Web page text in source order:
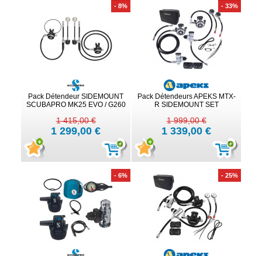
- 8%
Pack Détendeur SIDEMOUNT
SCUBAPRO MK25 EVO / G260
1 415,00 €
1 299,00 €
- 33%
Pack Détendeurs APEKS MTX-
R SIDEMOUNT SET
1 999,00 €
1 339,00 €
- 6% - 25%